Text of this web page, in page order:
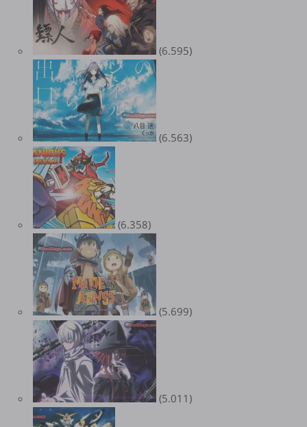
(6.595)
(6.563)
(6.358)
(5.699)
(5.011)